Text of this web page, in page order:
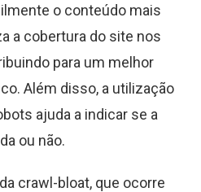
o conteúdo mais
a cobertura do site nos
para um melhor
Além disso, a utilização
ajuda a indicar se a
ou não.
crawl-bloat, que ocorre